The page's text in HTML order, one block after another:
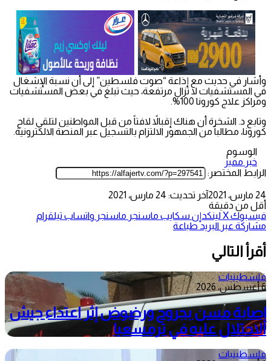
وأشار في حديث مع إذاعة “صوت فلسطين” إلى أن نسبة الإشغال
في المستشفيات لا تزال مرتفعة، حيث تبلغ في بعض المستشفيات
ومراكز علاج كورونا 100%.
وتابع د. الشخرة أن هناك إقبالاً لافتاً من قبل المواطنين لتلقي لقاح
كورونا، مطالباً من الجمهور الالتزام بالتسجيل عبر المنصة الالكترونية.
الوسوم
خبر مميز
الرابط المختصر:
24 مارس، 2021
آخر تحديث: 24 مارس، 2021
أقل من دقيقة
فيسبوك‫Xلينكدإن سكايب ماسنجر ماسنجر واتساب تيلقرام
مشاركة عبر البريد طباعة
أقرأ التالي
فلسطينيات
6 أغسطس، 2026
إصابة مسن بجروح ورضوض إثر اعتداء جيش
الاحتلال عليه في ترمسعيا
فلسطينيات